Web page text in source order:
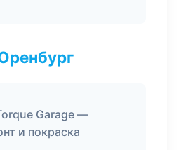
Garage —
и покраска